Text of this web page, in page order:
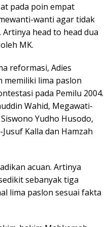
pada poin empat
wanti agar tidak
head to head dua
MK.
reformasi, Adies
memiliki lima paslon
pada Pemilu 2004.
Wahid, Megawati-
Yudho Husodo,
Kalla dan Hamzah
acuan. Artinya
sebanyak tiga
lima paslon sesuai fakta